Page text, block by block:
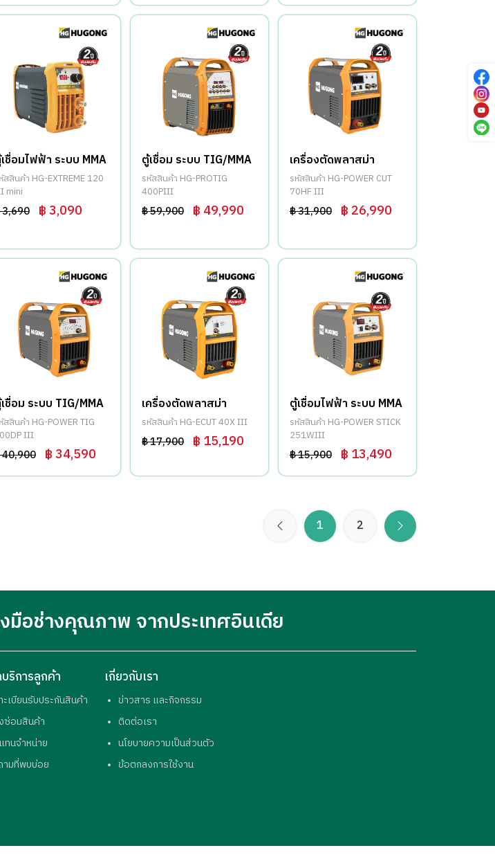
ชื่อมไฟฟ้า ระบบ MMA
สสินค้า HG-EXTREME 120
mini
฿ 3,090
ตู้เชื่อม ระบบ TIG/MMA
รหัสสินค้า HG-PROTIG
400PIII
฿ 59,900 ฿ 49,990
เครื่องตัดพลาสม่า
รหัสสินค้า HG-POWER CUT
70HF III
฿ 31,900 ฿ 26,990
ชื่อม ระบบ TIG/MMA
สสินค้า HG-POWER TIG
III
฿ 34,590
เครื่องตัดพลาสม่า
รหัสสินค้า HG-ECUT 40X III
฿ 17,900 ฿ 15,190
ตู้เชื่อมไฟฟ้า ระบบ MMA
รหัสสินค้า HG-POWER STICK
251WIII
฿ 15,900 ฿ 13,490
1 2
มือช่างคุณภาพ จากประเทศอินเดีย
ริการลูกค้า
เบียนรับประกันสินค้า
ซ่อมสินค้า
ทนจำหน่าย
ามที่พบบ่อย
เกี่ยวกับเรา
ข่าวสาร และกิจกรรม
ติดต่อเรา
นโยบายความเป็นส่วนตัว
ข้อตกลงการใช้งาน